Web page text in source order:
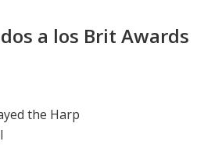
a los Brit Awards
the Harp